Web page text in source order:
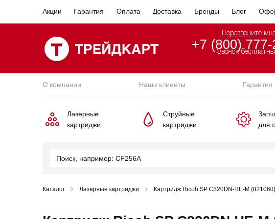
Акции Гарантия Оплата Доставка Бренды Блог
Перезвоните
+7 (800) 777-
Звонок
О компании Наши клиенты Гарантия
Лазерные
картриджи
Струйные
картриджи
для
Каталог Лазерные картриджи Картридж Ricoh SP C820DN-HE-M (821060)